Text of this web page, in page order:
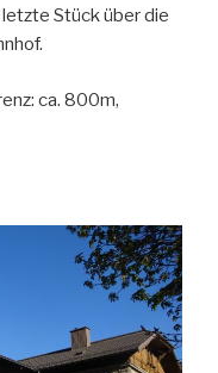
Stück über die
ca. 800m,